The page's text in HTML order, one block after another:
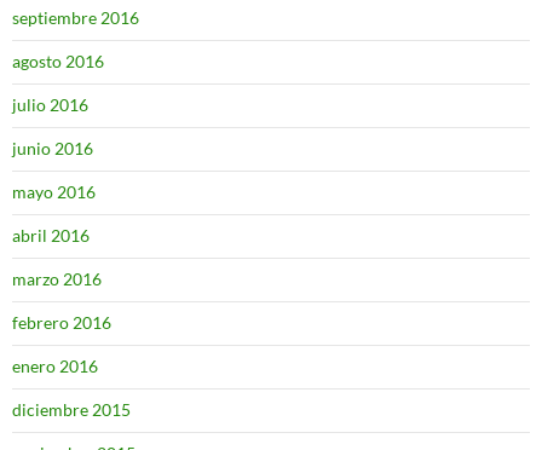
septiembre 2016
agosto 2016
julio 2016
junio 2016
mayo 2016
abril 2016
marzo 2016
febrero 2016
enero 2016
diciembre 2015